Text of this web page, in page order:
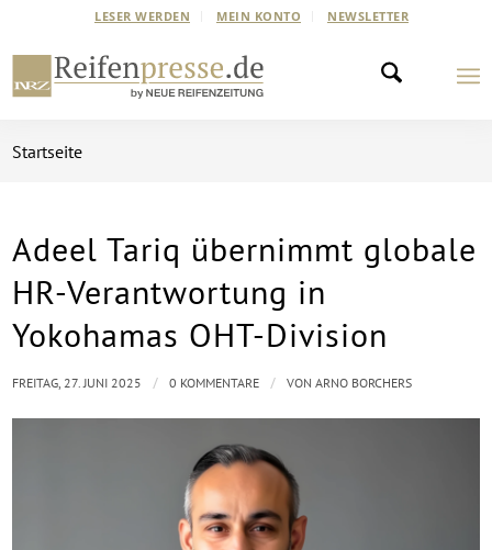
LESER WERDEN MEIN KONTO NEWSLETTER
Startseite
Adeel Tariq übernimmt globale
HR-Verantwortung in
Yokohamas OHT-Division
FREITAG, 27. JUNI 2025 / 0 KOMMENTARE / VONARNO BORCHERS